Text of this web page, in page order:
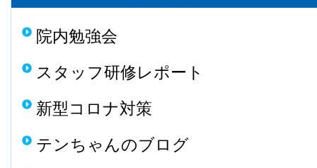
院内勉強会
スタッフ研修レポート
新型コロナ対策
テンちゃんのブログ